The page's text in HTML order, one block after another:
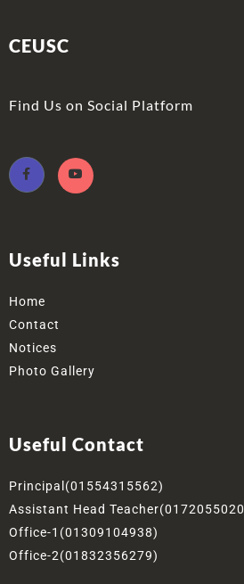
CEUSC
Find Us on Social Platform
Useful Links
Home
Contact
Notices
Photo Gallery
Useful Contact
Principal(01554315562)
Assistant Head
Office-1(01309104938)
Office-2(01832356279)